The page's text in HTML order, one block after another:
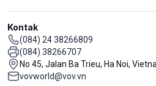
Kontak
(084) 24 38266809
(084) 38266707
No 45, Jalan Ba Trieu, Ha Noi,
vovworld@vov.vn